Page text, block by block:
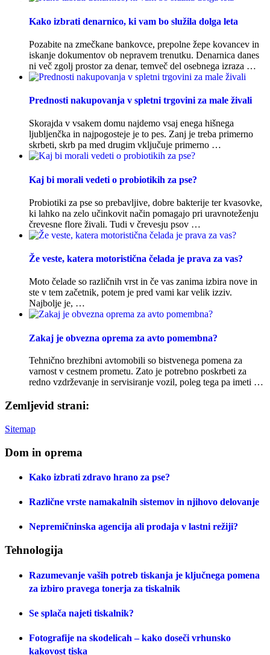
Kako izbrati denarnico, ki vam bo služila dolga leta
Pozabite na zmečkane bankovce, prepolne žepe kovancev in
iskanje dokumentov ob nepravem trenutku. Denarnica danes
ni več zgolj prostor za denar, temveč del osebnega izraza …
Prednosti nakupovanja v spletni trgovini za male živali
Skorajda v vsakem domu najdemo vsaj enega hišnega
ljubljenčka in najpogosteje je to pes. Zanj je treba primerno
skrbeti, skrb pa med drugim vključuje primerno …
Kaj bi morali vedeti o probiotikih za pse?
Probiotiki za pse so prebavljive, dobre bakterije ter kvasovke,
ki lahko na zelo učinkovit način pomagajo pri uravnoteženju
črevesne flore živali. Tudi v črevesju psov …
Že veste, katera motoristična čelada je prava za vas?
Moto čelade so različnih vrst in če vas zanima izbira nove in
ste v tem začetnik, potem je pred vami kar velik izziv.
Najbolje je, …
Zakaj je obvezna oprema za avto pomembna?
Tehnično brezhibni avtomobili so bistvenega pomena za
varnost v cestnem prometu. Zato je potrebno poskrbeti za
redno vzdrževanje in servisiranje vozil, poleg tega pa imeti …
Zemljevid strani:
Sitemap
Dom in oprema
Kako izbrati zdravo hrano za pse?
Različne vrste namakalnih sistemov in njihovo delovanje
Nepremičninska agencija ali prodaja v lastni režiji?
Tehnologija
Razumevanje vaših potreb tiskanja je ključnega pomena
za izbiro pravega tonerja za tiskalnik
Se splača najeti tiskalnik?
Fotografije na skodelicah – kako doseči vrhunsko
kakovost tiska